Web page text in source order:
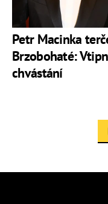
Petr Macinka
Brzobohaté:
chvástání